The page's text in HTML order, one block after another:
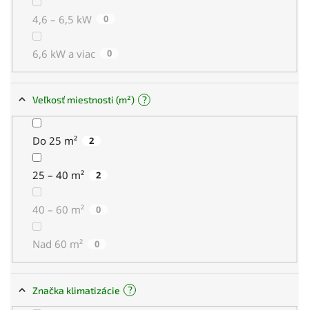
4,6 – 6,5 kW 0
6,6 kW a viac 0
Veľkosť miestnosti (m²) ?
Do 25 m² 2
25 – 40 m² 2
40 – 60 m² 0
Nad 60 m² 0
Značka klimatizácie ?